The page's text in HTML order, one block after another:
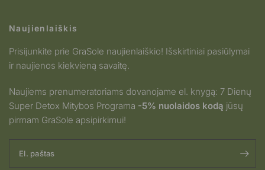
Naujienlaiškis
Prisijunkite prie GraSole naujienlaiškio! Išskirtiniai pasiūlymai
ir naujienos kiekvieną savaitę.
Naujiems prenumeratoriams dovanojame el. knygą: 7 Dienų
Super Detox Mitybos Programa -5% nuolaidos kodą jūsų
pirmam GraSole apsipirkimui!
El. paštas